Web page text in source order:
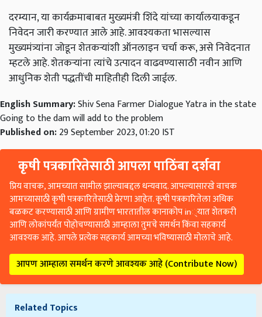
दरम्यान, या कार्यक्रमाबाबत मुख्यमंत्री शिंदे यांच्या कार्यालयाकडून
निवेदन जारी करण्यात आले आहे. आवश्यकता भासल्यास
मुख्यमंत्र्यांना जोडून शेतकऱ्यांशी ऑनलाइन चर्चा करू, असे निवेदनात
म्हटले आहे. शेतकर्‍यांना त्यांचे उत्पादन वाढवण्यासाठी नवीन आणि
आधुनिक शेती पद्धतींची माहितीही दिली जाईल.
English Summary:Shiv Sena Farmer Dialogue Yatra in the state
Going to the dam will add to the problem
Published on:29 September 2023, 01:20 IST
कृषी पत्रकारितेसाठी आपला पाठिंबा दर्शवा
प्रिय वाचक, आमच्यात सामील झाल्याबद्दल धन्यवाद. आपल्यासारखे वाचक
आमच्यासाठी कृषी पत्रकारितेसाठी प्रेरणा आहेत. कृषी पत्रकारितेला अधिक
बळकट करण्यासाठी आणि ग्रामीण भारतातील कानाकोप in्यात शेतकरी
आणि लोकांपर्यंत पोहोचण्यासाठी आम्हाला तुमचे समर्थन किंवा सहकार्य
आवश्यक आहे. आपले प्रत्येक सहकार्य आमच्या भविष्यासाठी मोलाचे आहे.
आपण आम्हाला समर्थन करणे आवश्यक आहे (Contribute Now)
Related Topics